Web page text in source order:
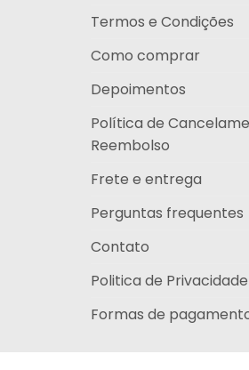
Termos e Condições
Como comprar
Depoimentos
Política de
Reembolso
Frete e entrega
Perguntas frequentes
Contato
Politica de Privacidade
Formas de